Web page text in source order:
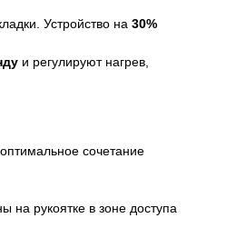
Устройство на 30%
и регулируют нагрев,
сочетание
на рукоятке в зоне доступа